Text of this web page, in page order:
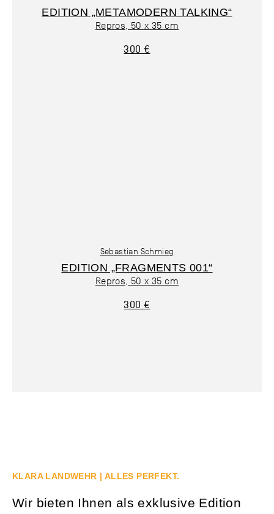
EDITION „METAMODERN TALKING“
Repros, 50 x 35 cm
300 €
Sebastian Schmieg
EDITION „FRAGMENTS 001“
Repros, 50 x 35 cm
300 €
KLARA LANDWEHR | ALLES PERFEKT.
Wir bieten Ihnen als exklusive Edition